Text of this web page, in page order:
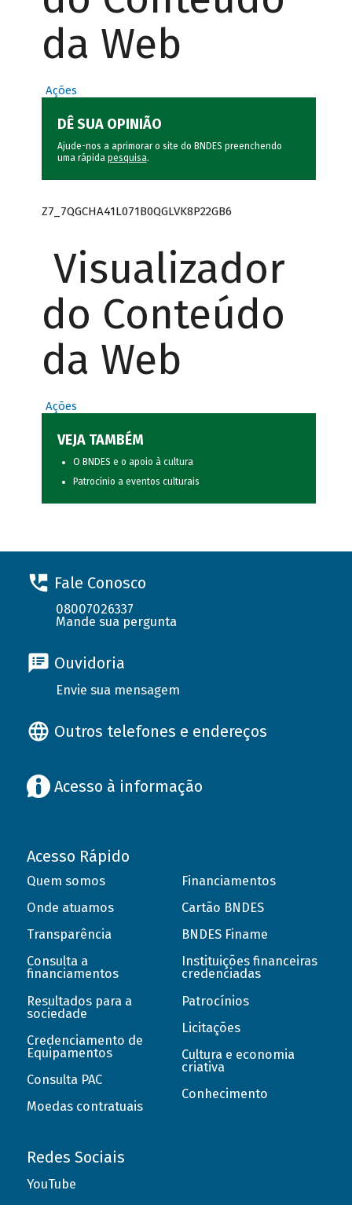
da Web
Ações
DÊ SUA OPINIÃO
Ajude-nos a aprimorar o site do BNDES preenchendo
uma rápida pesquisa.
Z7_7QGCHA41L071B0QGLVK8P22GB6
Visualizador
do Conteúdo
da Web
Ações
VEJA TAMBÉM
O BNDES e o apoio à cultura
Patrocínio a eventos culturais
Fale Conosco
08007026337
Mande sua pergunta
Ouvidoria
Envie sua mensagem
Outros telefones e endereços
Acesso à informação
Acesso Rápido
Quem somos
Onde atuamos
Transparência
Consulta a
financiamentos
Resultados para a
sociedade
Credenciamento de
Equipamentos
Consulta PAC
Moedas contratuais
Financiamentos
Cartão BNDES
BNDES Finame
Instituições financeiras
credenciadas
Patrocínios
Licitações
Cultura e economia
criativa
Conhecimento
Redes Sociais
YouTube